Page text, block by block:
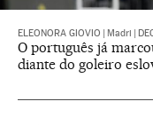
ELEONORA GIOVIO Madri
O português já
diante do goleiro